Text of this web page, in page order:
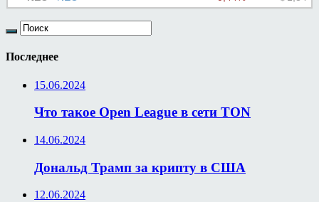
Последнее
15.06.2024
Что такое Open League в сети TON
14.06.2024
Дональд Трамп за крипту в США
12.06.2024